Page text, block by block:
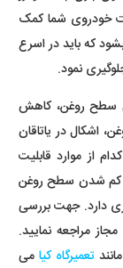
خودروی شما کمک
که باید در اسرع
نمود.
سطح روغن، کاهش
اشکال در یاتاقان
از موارد قابلیت
کم شدن سطح روغن
دارد. جهت بررسی
مراجعه نمایید.
تعمیرگاه کیامی